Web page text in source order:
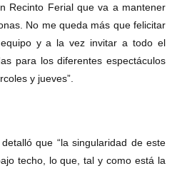
Recinto Ferial que va a mantener
No me queda más que felicitar
y a la vez invitar a todo el
para los diferentes espectáculos
y jueves”.
que “la singularidad de este
techo, lo que, tal y como está la